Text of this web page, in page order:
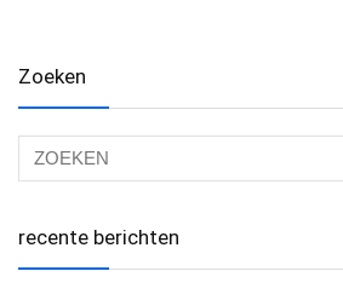
Zoeken
recente berichten